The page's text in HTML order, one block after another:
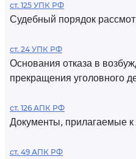
ст. 125 УПК РФ
Судебный порядок
ст. 24 УПК РФ
Основания отказа в
прекращения уголовного
ст. 126 АПК РФ
Документы, прилагаемые
ст. 49 АПК РФ